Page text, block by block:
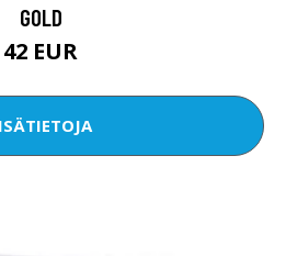
GOLD
42 EUR